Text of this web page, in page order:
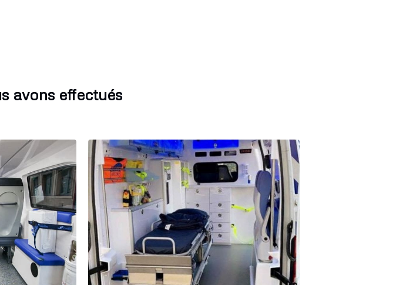
avons effectués